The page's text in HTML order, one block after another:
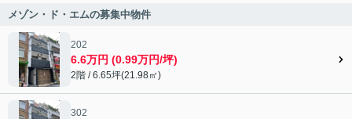
メゾン・ド・エムの募集中物件
202
6.6万円 (0.99万円/坪)
2階 / 6.65坪(21.98㎡)
302